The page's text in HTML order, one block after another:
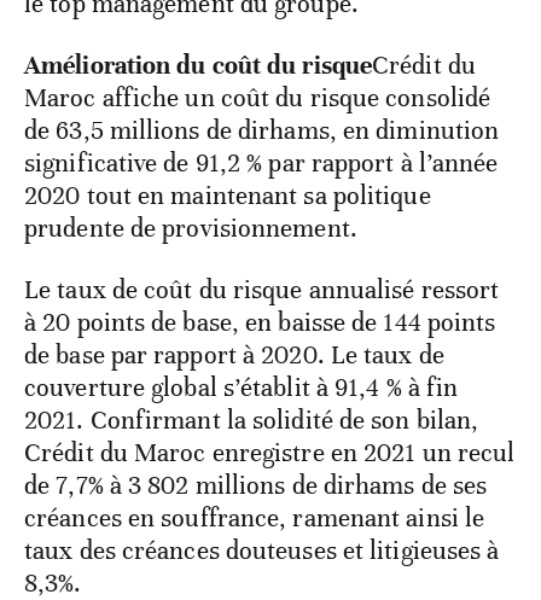
Amélioration du coût du risqueCrédit du
Maroc affiche un coût du risque consolidé
de 63,5 millions de dirhams, en diminution
significative de 91,2 % par rapport à l’année
2020 tout en maintenant sa politique
prudente de provisionnement.
Le taux de coût du risque annualisé ressort
à 20 points de base, en baisse de 144 points
de base par rapport à 2020. Le taux de
couverture global s’établit à 91,4 % à fin
2021. Confirmant la solidité de son bilan,
Crédit du Maroc enregistre en 2021 un recul
de 7,7% à 3 802 millions de dirhams de ses
créances en souffrance, ramenant ainsi le
taux des créances douteuses et litigieuses à
8,3%.